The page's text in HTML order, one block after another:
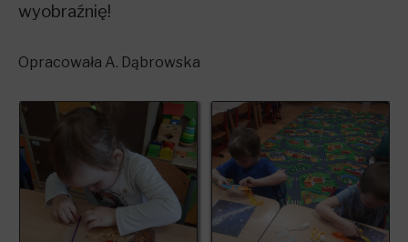
wyobraźnię!
Opracowała A. Dąbrowska